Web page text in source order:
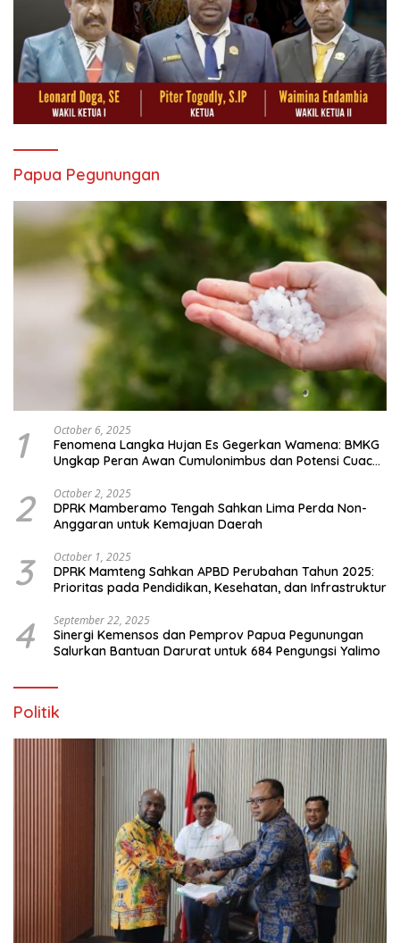
Papua Pegunungan
1 October 6, 2025
Fenomena Langka Hujan Es Gegerkan Wamena: BMKG
Ungkap Peran Awan Cumulonimbus dan Potensi Cuaca
2 October 2, 2025
DPRK Mamberamo Tengah Sahkan Lima Perda Non-
Anggaran untuk Kemajuan Daerah
3 October 1, 2025
DPRK Mamteng Sahkan APBD Perubahan Tahun 2025:
Prioritas pada Pendidikan, Kesehatan, dan Infrastruktur
4 September 22, 2025
Sinergi Kemensos dan Pemprov Papua Pegunungan
Salurkan Bantuan Darurat untuk 684 Pengungsi Yalimo
Politik